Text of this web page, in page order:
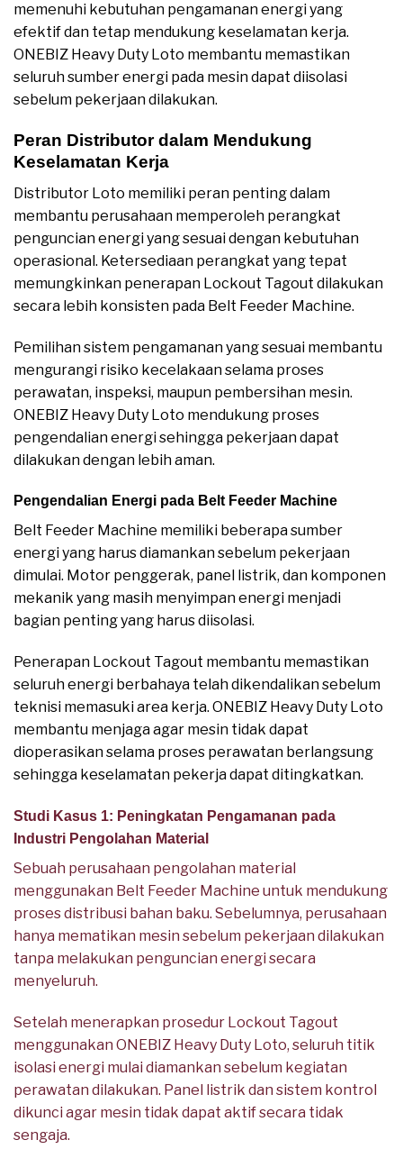
memenuhi kebutuhan pengamanan energi yang
efektif dan tetap mendukung keselamatan kerja.
ONEBIZ Heavy Duty Loto membantu memastikan
seluruh sumber energi pada mesin dapat diisolasi
sebelum pekerjaan dilakukan.
Peran Distributor dalam Mendukung
Keselamatan Kerja
Distributor Loto memiliki peran penting dalam
membantu perusahaan memperoleh perangkat
penguncian energi yang sesuai dengan kebutuhan
operasional. Ketersediaan perangkat yang tepat
memungkinkan penerapan Lockout Tagout dilakukan
secara lebih konsisten pada Belt Feeder Machine.
Pemilihan sistem pengamanan yang sesuai membantu
mengurangi risiko kecelakaan selama proses
perawatan, inspeksi, maupun pembersihan mesin.
ONEBIZ Heavy Duty Loto mendukung proses
pengendalian energi sehingga pekerjaan dapat
dilakukan dengan lebih aman.
Pengendalian Energi pada Belt Feeder Machine
Belt Feeder Machine memiliki beberapa sumber
energi yang harus diamankan sebelum pekerjaan
dimulai. Motor penggerak, panel listrik, dan komponen
mekanik yang masih menyimpan energi menjadi
bagian penting yang harus diisolasi.
Penerapan Lockout Tagout membantu memastikan
seluruh energi berbahaya telah dikendalikan sebelum
teknisi memasuki area kerja. ONEBIZ Heavy Duty Loto
membantu menjaga agar mesin tidak dapat
dioperasikan selama proses perawatan berlangsung
sehingga keselamatan pekerja dapat ditingkatkan.
Studi Kasus 1: Peningkatan Pengamanan pada
Industri Pengolahan Material
Sebuah perusahaan pengolahan material
menggunakan Belt Feeder Machine untuk mendukung
proses distribusi bahan baku. Sebelumnya, perusahaan
hanya mematikan mesin sebelum pekerjaan dilakukan
tanpa melakukan penguncian energi secara
menyeluruh.
Setelah menerapkan prosedur Lockout Tagout
menggunakan ONEBIZ Heavy Duty Loto, seluruh titik
isolasi energi mulai diamankan sebelum kegiatan
perawatan dilakukan. Panel listrik dan sistem kontrol
dikunci agar mesin tidak dapat aktif secara tidak
sengaja.